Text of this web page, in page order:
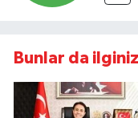
Bunlar da